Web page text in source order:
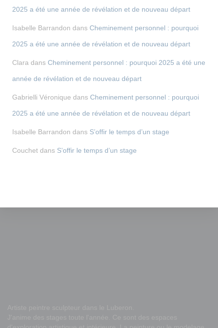
2025 a été une année de révélation et de nouveau départ
Isabelle Barrandon dans Cheminement personnel : pourquoi
2025 a été une année de révélation et de nouveau départ
Clara dans Cheminement personnel : pourquoi 2025 a été une
année de révélation et de nouveau départ
Gabrielli Véronique dans Cheminement personnel : pourquoi
2025 a été une année de révélation et de nouveau départ
Isabelle Barrandon dans S’offir le temps d’un stage
Couchet dans S’offir le temps d’un stage